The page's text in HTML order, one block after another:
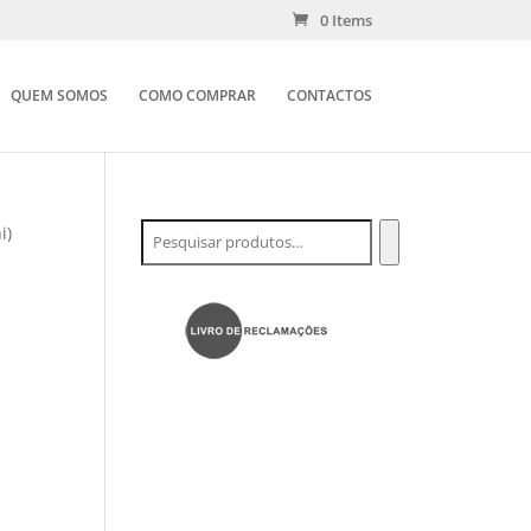
0 Items
QUEM SOMOS COMO COMPRAR CONTACTOS